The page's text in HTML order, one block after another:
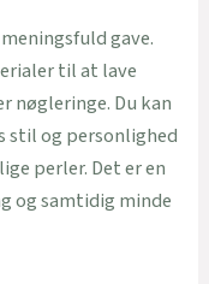
gave.
til at lave
nøgleringe. Du kan
stil og personlighed
perler. Det er en
og samtidig minde